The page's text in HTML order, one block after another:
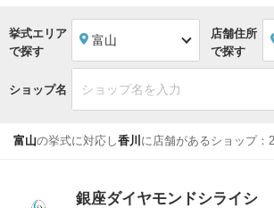
挙式エリア
で探す
富山
店舗住所
で探す
ショップ名
富山の挙式に対応し香川 に店舗があるショップ：
銀座ダイヤモンドシライシ